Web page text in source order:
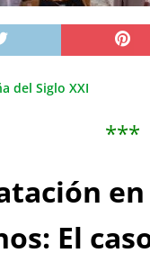
del Siglo XXI
***
El